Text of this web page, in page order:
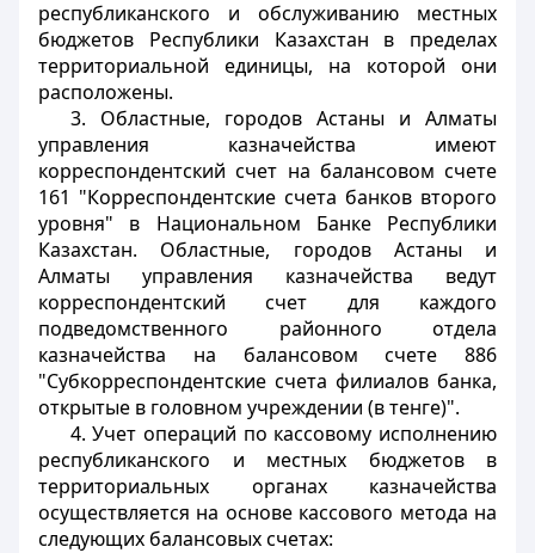
республиканского и обслуживанию местных
бюджетов Республики Казахстан в пределах
территориальной единицы, на которой они
расположены.
3. Областные, городов Астаны и Алматы
управления казначейства имеют
корреспондентский счет на балансовом счете
161 "Корреспондентские счета банков второго
уровня" в Национальном Банке Республики
Казахстан. Областные, городов Астаны и
Алматы управления казначейства ведут
корреспондентский счет для каждого
подведомственного районного отдела
казначейства на балансовом счете 886
"Субкорреспондентские счета филиалов банка,
открытые в головном учреждении (в тенге)".
4. Учет операций по кассовому исполнению
республиканского и местных бюджетов в
территориальных органах казначейства
осуществляется на основе кассового метода на
следующих балансовых счетах: